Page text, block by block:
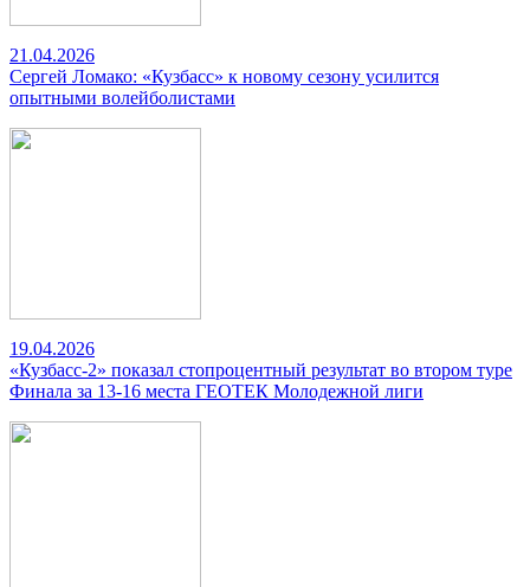
21.04.2026
Сергей Ломако: «Кузбасс» к новому сезону усилится
опытными волейболистами
19.04.2026
«Кузбасс-2» показал стопроцентный результат во втором туре
Финала за 13-16 места ГЕОТЕК Молодежной лиги